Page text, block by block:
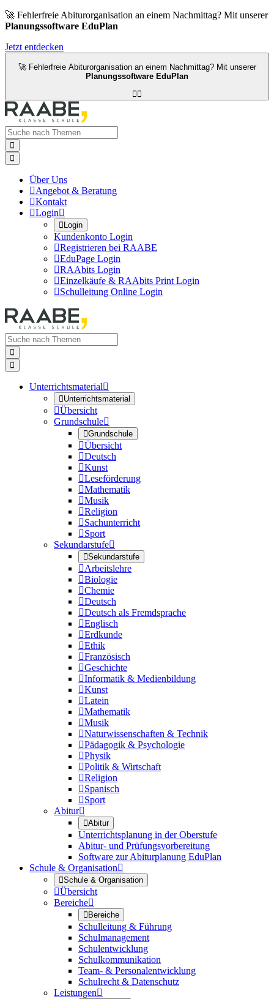
🚀 Fehlerfreie Abiturorganisation an einem Nachmittag? Mit unserer
Planungssoftware EduPlan
Jetzt entdecken
🚀 Fehlerfreie Abiturorganisation an einem Nachmittag? Mit unserer
Planungssoftware EduPlan



Über Uns
Angebot & Beratung
Kontakt
Login
Login
Kundenkonto Login
Registrieren bei RAABE
EduPage Login
RAAbits Login
Einzelkäufe & RAAbits Print Login
Schulleitung Online Login


Unterrichtsmaterial
Unterrichtsmaterial
Übersicht
Grundschule
Grundschule
Übersicht
Deutsch
Kunst
Leseförderung
Mathematik
Musik
Religion
Sachunterricht
Sport
Sekundarstufe
Sekundarstufe
Arbeitslehre
Biologie
Chemie
Deutsch
Deutsch als Fremdsprache
Englisch
Erdkunde
Ethik
Französisch
Geschichte
Informatik & Medienbildung
Kunst
Latein
Mathematik
Musik
Naturwissenschaften & Technik
Pädagogik & Psychologie
Physik
Politik & Wirtschaft
Religion
Spanisch
Sport
Abitur
Abitur
Unterrichtsplanung in der Oberstufe
Abitur- und Prüfungsvorbereitung
Software zur Abiturplanung EduPlan
Schule & Organisation
Schule & Organisation
Übersicht
Bereiche
Bereiche
Schulleitung & Führung
Schulmanagement
Schulentwicklung
Schulkommunikation
Team- & Personalentwicklung
Schulrecht & Datenschutz
Leistungen